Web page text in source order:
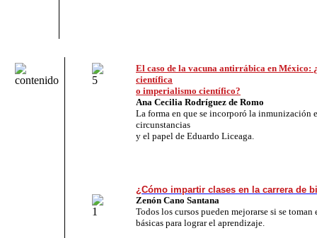
El caso de la vacuna antirrábica en México:
científica
o imperialismo científico?
Ana Cecilia Rodríguez de Romo
La forma en que se incorporó la inmunización
circunstancias
y el papel de Eduardo Liceaga.
¿Cómo impartir clases en la carrera de
Zenón Cano Santana
Todos los cursos pueden mejorarse si se toman
básicas para lograr el aprendizaje.